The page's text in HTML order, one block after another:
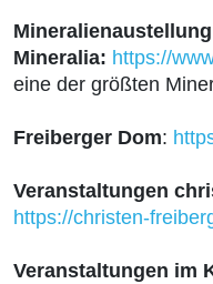
Mineralia: https://
eine der größten
Freiberger Dom:
Veranstaltungen
https://christen-
Veranstaltungen im